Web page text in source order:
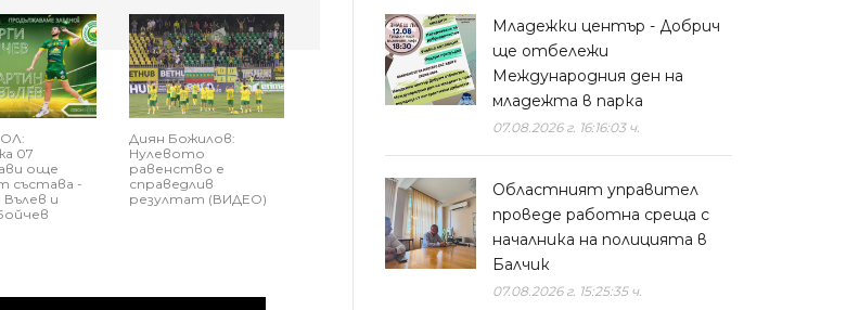
07
още
състава -
и
Диян Божилов:
Нулевото
равенство е
справедлив
резултат (ВИДЕО)
Младежки център - Добрич
ще отбележи
Международния ден на
младежта в парка
07.08.2026 г. 16:16:03 ч.
Областният управител
проведе работна среща с
началника на полицията в
Балчик
07.08.2026 г. 15:25:35 ч.